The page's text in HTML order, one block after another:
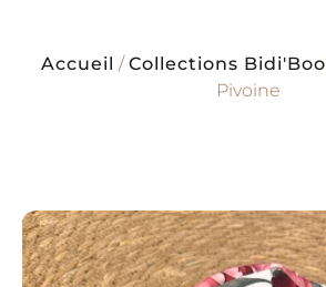
Accueil /Collections Bidi'Boo
Pivoine